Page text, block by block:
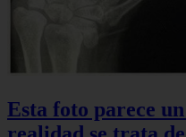
Esta foto parece